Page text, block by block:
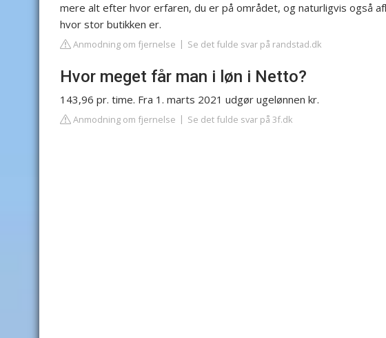
mere alt efter hvor erfaren, du er på området, og naturligvis også
hvor stor butikken er.
Anmodning om fjernelse Se det fulde svar på randstad.dk
Hvor meget får man i løn i Netto?
143,96 pr. time. Fra 1. marts 2021 udgør ugelønnen kr.
Anmodning om fjernelse Se det fulde svar på 3f.dk